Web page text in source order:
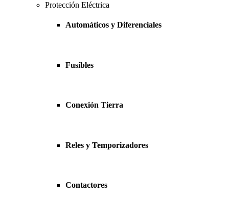
Protección Eléctrica
Automáticos y Diferenciales
Fusibles
Conexión Tierra
Reles y Temporizadores
Contactores